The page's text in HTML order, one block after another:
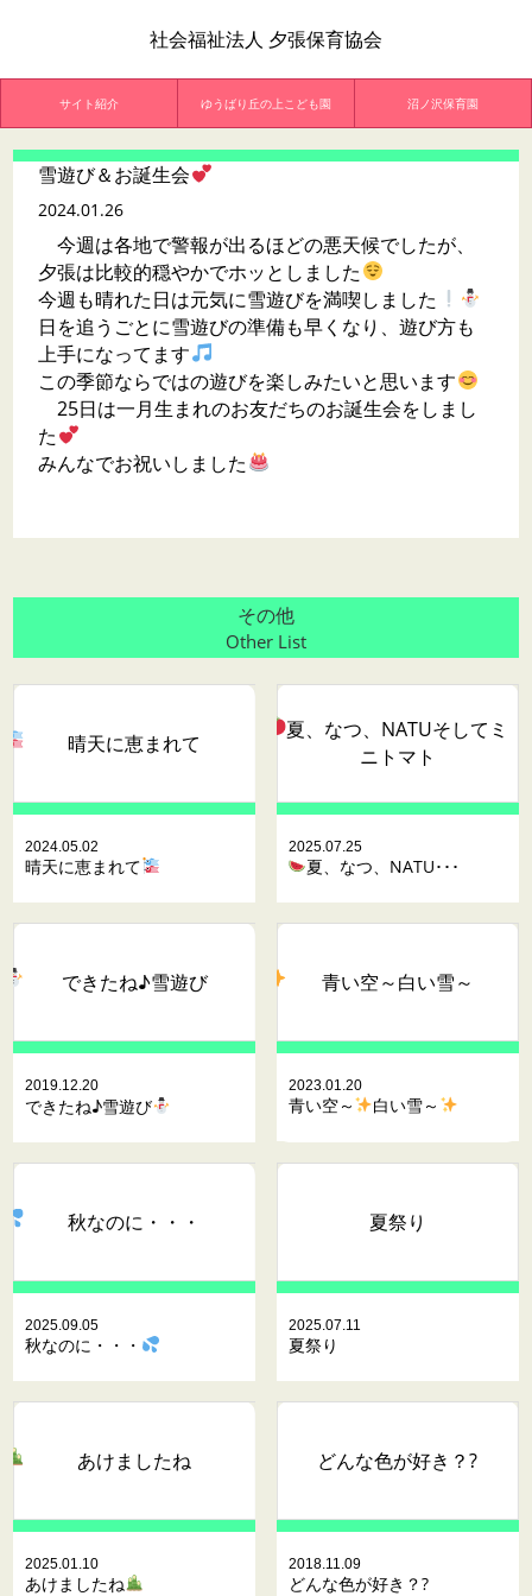
社会福祉法人 夕張保育協会
サイト紹介 ゆうばり丘の上こども園 沼ノ沢保育園
雪遊び＆お誕生会
2024.01.26
今週は各地で警報が出るほどの悪天候でしたが、
夕張は比較的穏やかでホッとしました
今週も晴れた日は元気に雪遊びを満喫しました
日を追うごとに雪遊びの準備も早くなり、遊び方も
上手になってます
この季節ならではの遊びを楽しみたいと思います
25日は一月生まれのお友だちのお誕生会をしまし
た
みんなでお祝いしました
その他
Other List
晴天に恵まれて
2024.05.02
晴天に恵まれて
夏、なつ、NATUそしてミ
ニトマト
2025.07.25
夏、なつ、NATU･･･
できたね♪雪遊び
2019.12.20
できたね♪雪遊び
青い空～白い雪～
2023.01.20
青い空～ 白い雪～
秋なのに・・・
2025.09.05
秋なのに・・・
夏祭り
2025.07.11
夏祭り
あけましたね
2025.01.10
あけましたね
どんな色が好き？?
2018.11.09
どんな色が好き？?